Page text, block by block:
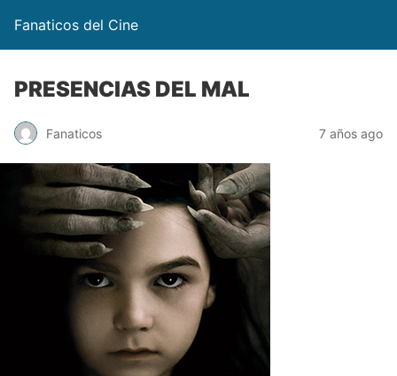
Fanaticos del Cine
PRESENCIAS DEL MAL
Fanaticos 7 años ago